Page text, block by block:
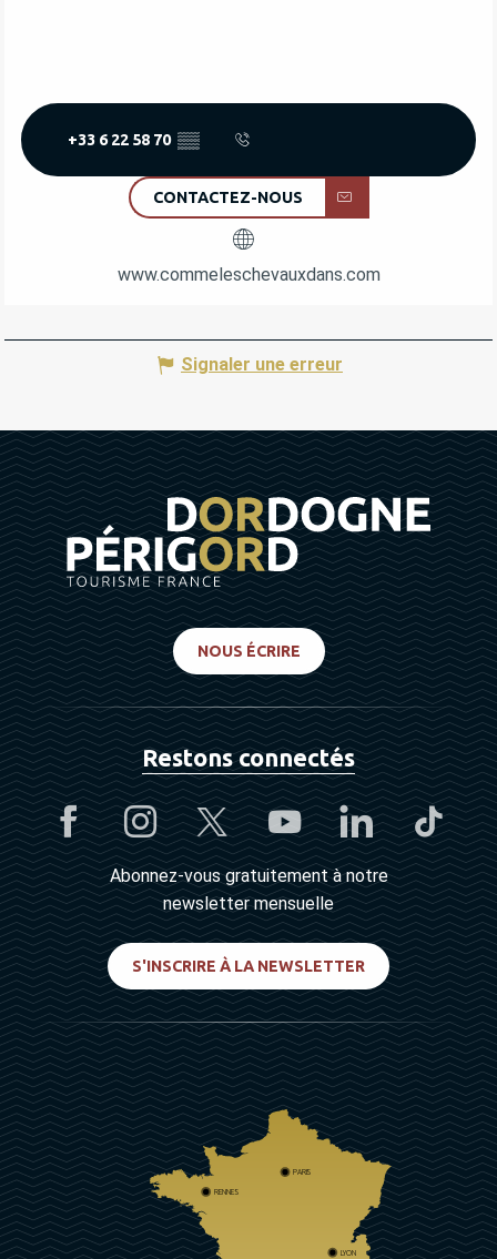
+33 6 22 58 70 ▒▒
CONTACTEZ-NOUS
www.commeleschevauxdans.com
Signaler une erreur
NOUS ÉCRIRE
Restons connectés
Abonnez-vous gratuitement à notre
newsletter mensuelle
S'INSCRIRE À LA NEWSLETTER
PARIS
RENNES
LYON